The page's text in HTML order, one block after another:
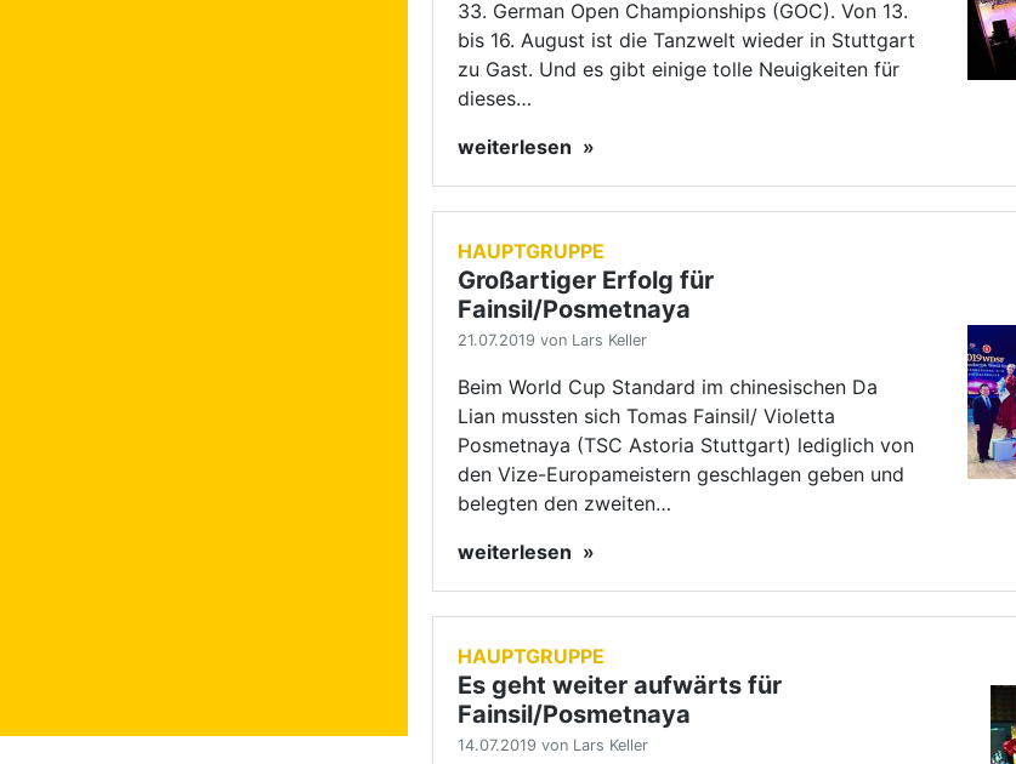
Beim World Cup Standard im chinesischen Da
Lian mussten sich Tomas Fainsil/ Violetta
Posmetnaya (TSC Astoria Stuttgart) lediglich von
belegten den zweiten…
HAUPTGRUPPE
Es geht weiter aufwärts für
14.07.2019 von Lars Keller
Tomas Fainsil/Violetta Posmetnaya zählen seit
Beginn des Jahres ihre Grand Slam-Ergebnisse
von zehn, neun nach acht und befinden sich damit
Rangliste.
VERANSTALTUNGEN
GOC Spezial 2019